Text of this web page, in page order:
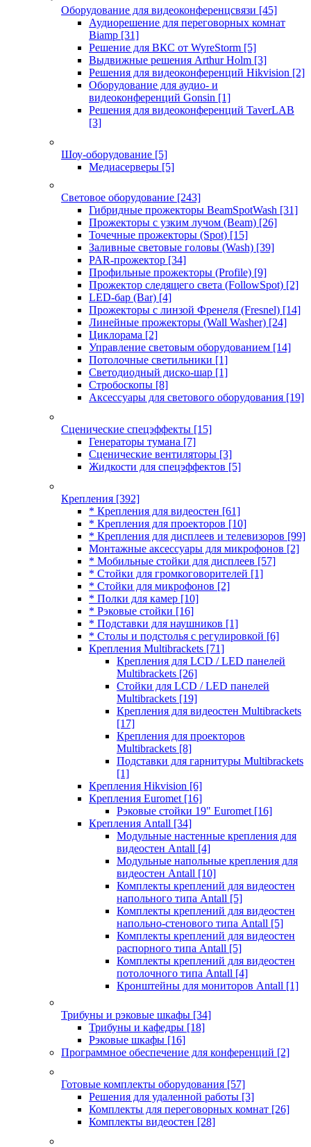
Оборудование для видеоконференцсвязи [45]
Аудиорешение для переговорных комнат
Biamp [31]
Решение для ВКС от WyreStorm [5]
Выдвижные решения Arthur Holm [3]
Решения для видеоконференций Hikvision [2]
Оборудование для аудио- и
видеоконференций Gonsin [1]
Решения для видеоконференций TaverLAB
[3]
Шоу-оборудование [5]
Медиасерверы [5]
Световое оборудование [243]
Гибридные прожекторы BeamSpotWash [31]
Прожекторы с узким лучом (Beam) [26]
Точечные прожекторы (Spot) [15]
Заливные световые головы (Wash) [39]
PAR-прожектор [34]
Профильные прожекторы (Profile) [9]
Прожектор следящего света (FollowSpot) [2]
LED-бар (Bar) [4]
Прожекторы с линзой Френеля (Fresnel) [14]
Линейные прожекторы (Wall Washer) [24]
Циклорама [2]
Управление световым оборудованием [14]
Потолочные светильники [1]
Светодиодный диско-шар [1]
Стробоскопы [8]
Аксессуары для светового оборудования [19]
Сценические спецэффекты [15]
Генераторы тумана [7]
Сценические вентиляторы [3]
Жидкости для спецэффектов [5]
Крепления [392]
* Крепления для видеостен [61]
* Крепления для проекторов [10]
* Крепления для дисплеев и телевизоров [99]
Монтажные аксессуары для микрофонов [2]
* Мобильные стойки для дисплеев [57]
* Стойки для громкоговорителей [1]
* Стойки для микрофонов [2]
* Полки для камер [10]
* Рэковые стойки [16]
* Подставки для наушников [1]
* Столы и подстолья с регулировкой [6]
Крепления Multibrackets [71]
Крепления для LCD / LED панелей
Multibrackets [26]
Стойки для LCD / LED панелей
Multibrackets [19]
Крепления для видеостен Multibrackets
[17]
Крепления для проекторов
Multibrackets [8]
Подставки для гарнитуры Multibrackets
[1]
Крепления Hikvision [6]
Крепления Euromet [16]
Рэковые стойки 19" Euromet [16]
Крепления Antall [34]
Модульные настенные крепления для
видеостен Antall [4]
Модульные напольные крепления для
видеостен Antall [10]
Комплекты креплений для видеостен
напольного типа Antall [5]
Комплекты креплений для видеостен
напольно-стенового типа Antall [5]
Комплекты креплений для видеостен
распорного типа Antall [5]
Комплекты креплений для видеостен
потолочного типа Antall [4]
Кронштейны для мониторов Antall [1]
Трибуны и рэковые шкафы [34]
Трибуны и кафедры [18]
Рэковые шкафы [16]
Программное обеспечение для конференций [2]
Готовые комплекты оборудования [57]
Решения для удаленной работы [3]
Комплекты для переговорных комнат [26]
Комплекты видеостен [28]